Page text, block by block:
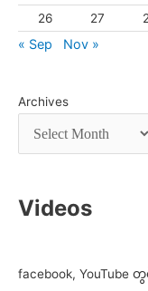
26 27
« Sep
Nov »
Archives
Videos
facebook, YouTube